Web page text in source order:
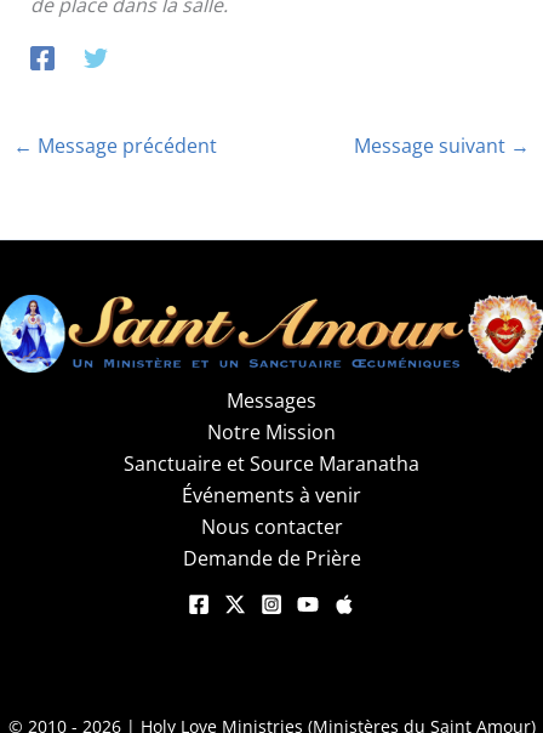
← Message précédent Message suivant →
Messages
Notre Mission
Sanctuaire et Source Maranatha
Événements à venir
Nous contacter
Demande de Prière
© 2010 - 2026 | Holy Love Ministries (Ministères du Saint Amour)